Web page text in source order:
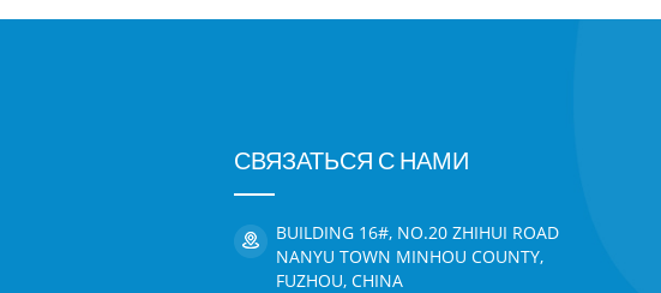
СВЯЗАТЬСЯ С НАМИ
BUILDING 16#, NO.20 ZHIHUI ROAD
NANYU TOWN MINHOU COUNTY,
FUZHOU, CHINA